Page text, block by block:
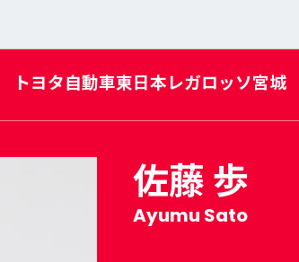
トヨタ自動車東日本レガロッソ宮城
佐藤 歩
Ayumu Sato